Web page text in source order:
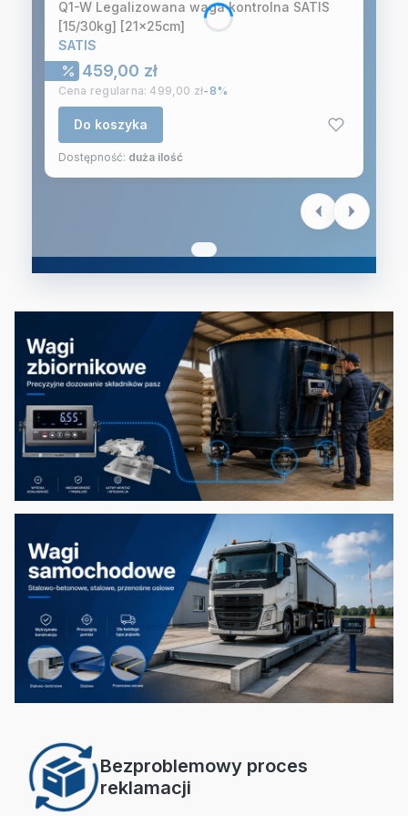
Q1-W Legalizowana waga kontrolna SATIS
[15/30kg] [21x25cm]
SATIS
Cena promocyjna
459,00 zł
Cena regularna: 499,00 zł-8%
Do koszyka
Dostępność: duża ilość
Bezproblemowy proces
reklamacji